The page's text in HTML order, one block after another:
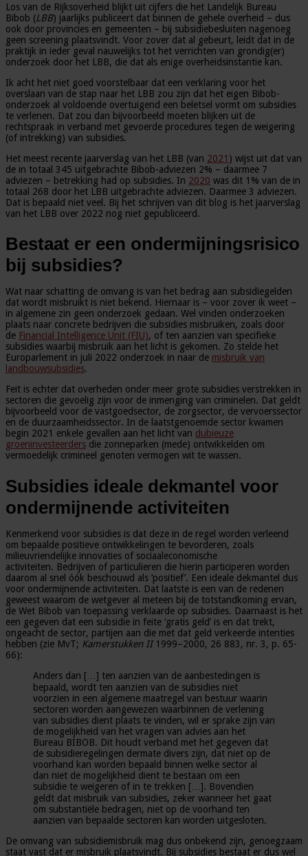
Los van de Rijksoverheid blijkt uit cijfers die het Landelijk Bureau
Bibob (LBB) jaarlijks publiceert dat binnen de gehele overheid – dus
ook door provincies en gemeenten – bij subsidiebesluiten nagenoeg
geen screening plaatsvindt. Voor zover dat al gebeurt, leidt dat in de
praktijk in ieder geval nauwelijks tot het verrichten van grondig(er)
onderzoek door het LBB, die dat als enige overheidsinstantie kan.
Ik acht het niet goed voorstelbaar dat een verklaring voor het
overslaan van de stap naar het LBB zou zijn dat het eigen Bibob-
onderzoek al voldoende overtuigend een beletsel vormt om subsidies
te verlenen. Dat zou dan bijvoorbeeld moeten blijken uit de
rechtspraak in verband met gevoerde procedures tegen de weigering
(of intrekking) van subsidies.
Het meest recente jaarverslag van het LBB (van 2021 ) wijst uit dat van
de in totaal 345 uitgebrachte Bibob-adviezen 2% – daarmee 7
adviezen – betrekking had op subsidies. In 2020 was dit 1% van de in
totaal 268 door het LBB uitgebrachte adviezen. Daarmee 3 adviezen.
Dat is bepaald niet veel. Bij het schrijven van dit blog is het jaarverslag
van het LBB over 2022 nog niet gepubliceerd.
Bestaat er een ondermijningsrisico
bij subsidies?
Wat naar schatting de omvang is van het bedrag aan subsidiegelden
dat wordt misbruikt is niet bekend. Hiernaar is – voor zover ik weet –
in algemene zin geen onderzoek gedaan. Wel vinden onderzoeken
plaats naar concrete bedrijven die subsidies misbruiken, zoals door
de Financial Intelligence Unit (FIU), of ten aanzien van specifieke
subsidies waarbij misbruik aan het licht is gekomen. Zo stelde het
Europarlement in juli 2022 onderzoek in naar de misbruik van
landbouwsubsidies.
Feit is echter dat overheden onder meer grote subsidies verstrekken in
sectoren die gevoelig zijn voor de inmenging van criminelen. Dat geldt
bijvoorbeeld voor de vastgoedsector, de zorgsector, de vervoerssector
en de duurzaamheidssector. In de laatstgenoemde sector kwamen
begin 2021 enkele gevallen aan het licht van dubieuze
groeninvesteerders die zonneparken (mede) ontwikkelden om
vermoedelijk crimineel genoten vermogen wit te wassen.
Subsidies ideale dekmantel voor
ondermijnende activiteiten
Kenmerkend voor subsidies is dat deze in de regel worden verleend
om bepaalde positieve ontwikkelingen te bevorderen, zoals
milieuvriendelijke innovaties of sociaaleconomische
activiteiten. Bedrijven of particulieren die hierin participeren worden
daarom al snel óók beschouwd als ‘positief’. Een ideale dekmantel dus
voor ondermijnende activiteiten. Dat laatste is een van de redenen
geweest waarom de wetgever al meteen bij de totstandkoming ervan,
de Wet Bibob van toepassing verklaarde op subsidies. Daarnaast is het
een gegeven dat een subsidie in feite ‘gratis geld’ is en dat trekt,
ongeacht de sector, partijen aan die met dat geld verkeerde intenties
hebben (zie MvT; Kamerstukken II1999–2000, 26 883, nr. 3, p. 65-
66):
Anders dan […] ten aanzien van de aanbestedingen is
bepaald, wordt ten aanzien van de subsidies niet
voorzien in een algemene maatregel van bestuur waarin
sectoren worden aangewezen waarbinnen de verlening
van subsidies dient plaats te vinden, wil er sprake zijn van
de mogelijkheid van het vragen van advies aan het
Bureau BIBOB. Dit houdt verband met het gegeven dat
de subsidieregelingen dermate divers zijn, dat niet op de
voorhand kan worden bepaald binnen welke sector al
dan niet de mogelijkheid dient te bestaan om een
subsidie te weigeren of in te trekken […]. Bovendien
geldt dat misbruik van subsidies, zeker wanneer het gaat
om substantiële bedragen, niet op de voorhand ten
aanzien van bepaalde sectoren kan worden uitgesloten.
De omvang van subsidiemisbruik mag dus onbekend zijn, genoegzaam
staat vast dat er misbruik plaatsvindt. Bij subsidies bestaat er dus wel